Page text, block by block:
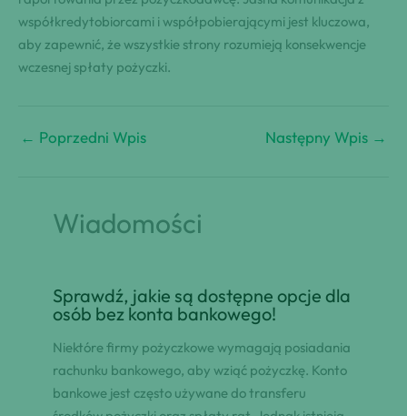
współkredytobiorcami i współpobierającymi jest kluczowa,
aby zapewnić, że wszystkie strony rozumieją konsekwencje
wczesnej spłaty pożyczki.
← Poprzedni Wpis Następny Wpis →
Wiadomości
Sprawdź, jakie są dostępne opcje dla
osób bez konta bankowego!
Niektóre firmy pożyczkowe wymagają posiadania
rachunku bankowego, aby wziąć pożyczkę. Konto
bankowe jest często używane do transferu